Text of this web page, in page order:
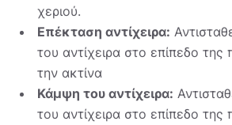
χεριού.
Επέκταση αντίχειρα:
του αντίχειρα στο επίπεδο
την ακτίνα
Κάμψη του αντίχειρα:
του αντίχειρα στο επίπεδο